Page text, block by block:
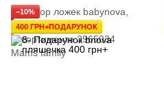
−10%
400 ГРН+ПОДАРУНОК